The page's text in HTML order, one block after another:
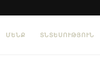
ՄԵՆՔ ՏՆՏԵՍՈՒԹՅՈՒՆ